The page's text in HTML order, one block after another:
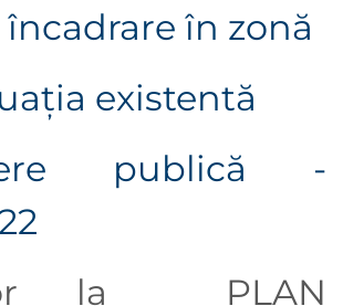
în zonă
existentă
publică -
la PLAN